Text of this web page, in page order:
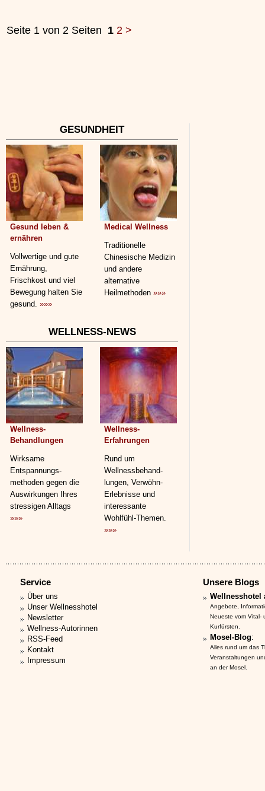
Seite 1 von 2 Seiten 1 2 >
GESUNDHEIT
Gesund leben &
ernähren
Vollwertige und gute
Ernährung,
Frischkost und viel
Bewegung halten Sie
gesund. »»»
Medical Wellness
Traditionelle
Chinesische Medizin
und andere
alternative
Heilmethoden »»»
WELLNESS-NEWS
Wellness-
Behandlungen
Wirksame
Entspannungs­
methoden gegen die
Auswirkungen Ihres
stressigen Alltags
»»»
Wellness-
Erfahrungen
Rund um
Wellnessbehand­
lungen, Verwöhn-
Erlebnisse und
interessante
Wohlfühl-Themen.
»»»
Service
Über uns
Unser Wellnesshotel
Newsletter
Wellness-Autorinnen
RSS-Feed
Kontakt
Impressum
Unsere Blogs
Wellnesshotel
Angebote,
Neueste vom Vital-
Kurfürsten.
Mosel-Blog:
Alles rund um das
Veranstaltungen
an der Mosel.